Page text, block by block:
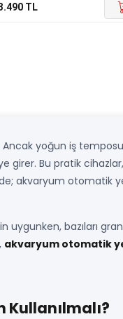
TL
yoğun iş
girer. Bu pratik
akvaryum otomatik
uygunken, bazıları
akvaryum otomatik